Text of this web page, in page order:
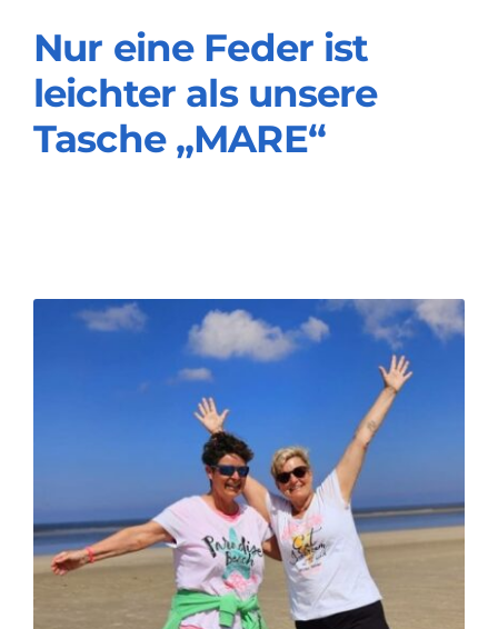
Nur eine Feder ist
leichter als unsere
Tasche „MARE“